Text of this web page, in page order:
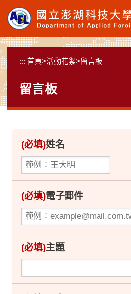
要
內
容
塊
::: 首頁>活動花絮>留言板
留言板
(必填)姓名
(必填)電子郵件
(必填)主題